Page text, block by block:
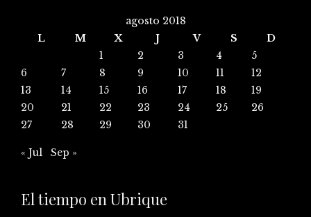
agosto 2018
L
M X J V S
D
1
2 3 4
5
6
7 8 9 10 11
12
13
14 15 16 17 18
19
20
21 22 23 24 25
26
27
28 29 30 31
« Jul Sep »
El tiempo en Ubrique